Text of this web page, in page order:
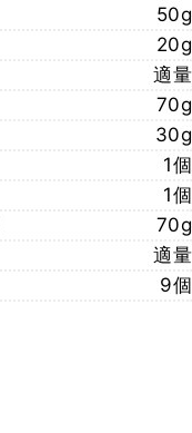
50g
20g
適量
70g
30g
1個
1個
70g
適量
9個